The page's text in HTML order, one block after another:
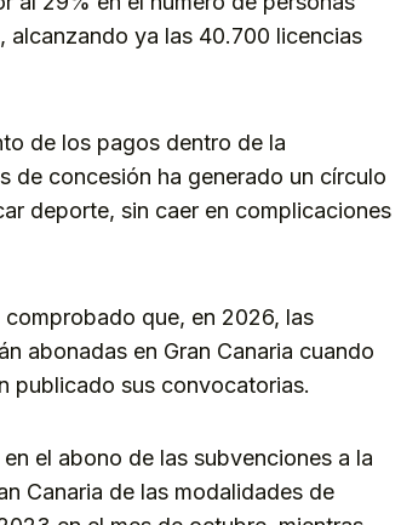
ya las 40.700 licencias
de los pagos dentro de la
de concesión ha generado un círculo
deporte, sin caer en complicaciones
que, en 2026, las
abonadas en Gran Canaria cuando
publicado sus convocatorias.
el abono de las subvenciones a la
Canaria de las modalidades de